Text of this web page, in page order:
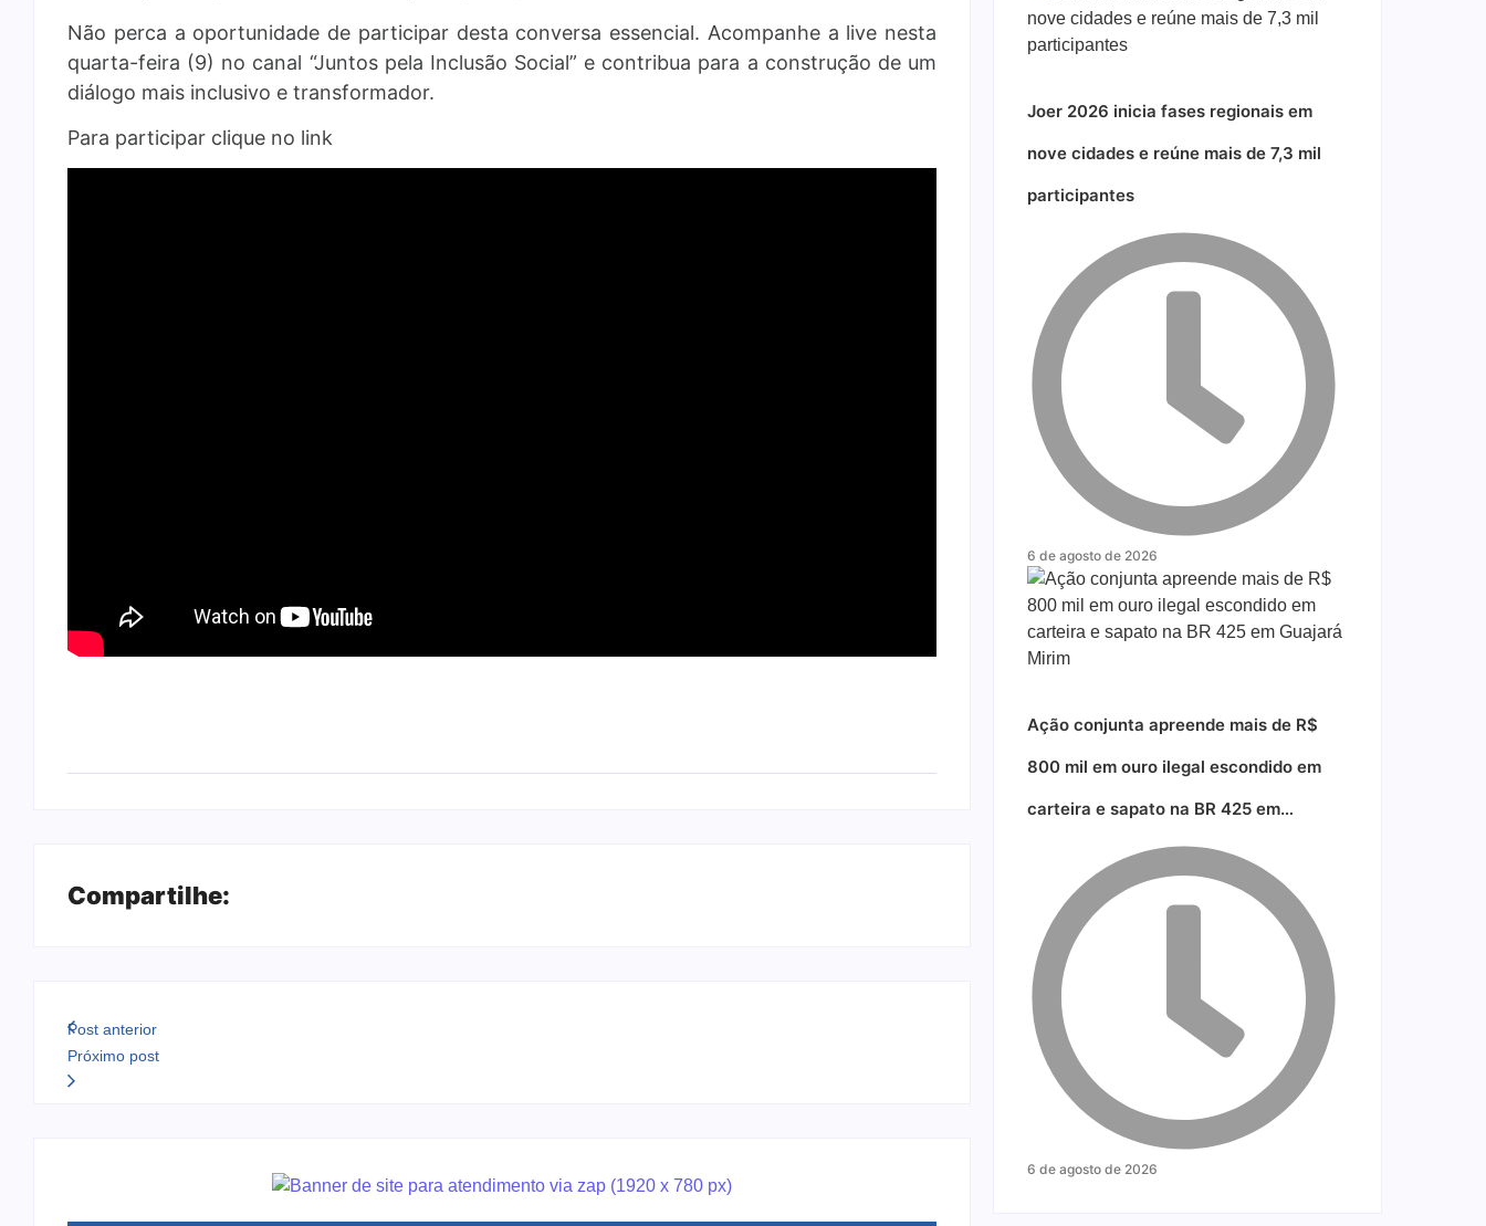
Não perca a oportunidade de participar desta conversa essencial. Acompanhe a live nesta
quarta-feira (9) no canal “Juntos pela Inclusão Social” e contribua para a construção de um
diálogo mais inclusivo e transformador.
Para participar clique no link
Compartilhe:
Post anterior
Próximo post
Joer 2026 inicia fases regionais em
nove cidades e reúne mais de 7,3 mil
participantes
6 de agosto de 2026
Ação conjunta apreende mais de R$
800 mil em ouro ilegal escondido em
carteira e sapato na BR 425 em…
6 de agosto de 2026